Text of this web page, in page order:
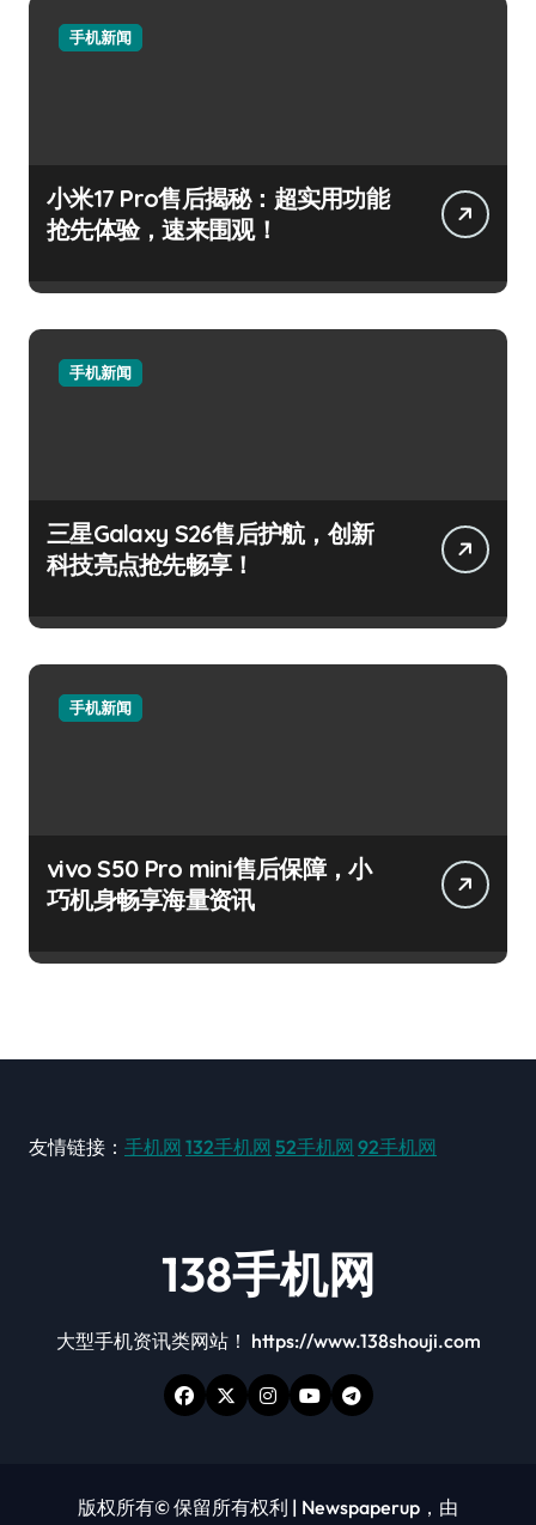
手机新闻
小米17 Pro售后揭秘：超实用功能
抢先体验，速来围观！
手机新闻
三星Galaxy S26售后护航，创新
科技亮点抢先畅享！
手机新闻
vivo S50 Pro mini售后保障，小
巧机身畅享海量资讯
友情链接： 手机网 132手机网 52手机网 92手机网
138手机网
大型手机资讯类网站！ https://www.138shouji.com
版权所有© 保留所有权利 | Newspaperup ，由